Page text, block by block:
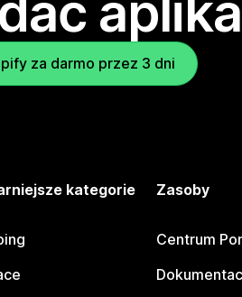
za darmo przez 3 dni
kategorie Zasoby
Centrum